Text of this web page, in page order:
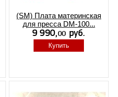
(SM) Плата материнская
для пресса DM-100...
Купить